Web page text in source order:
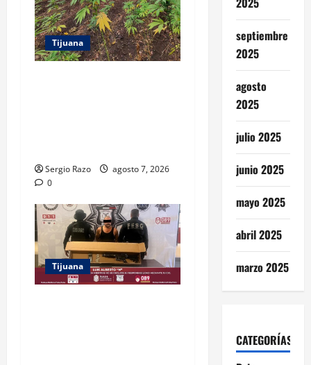
Tijuana
Sergio Razo
agosto 7, 2026
0
Tijuana
septiembre
2025
agosto
2025
julio 2025
junio 2025
mayo 2025
abril 2025
marzo 2025
CATEGORÍAS